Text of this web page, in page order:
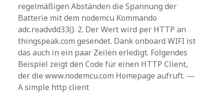
regelmäßigen Abständen die Spannung der
Batterie mit dem nodemcu Kommando
adc.readvdd33(). 2. Der Wert wird per HTTP an
thingspeak.com gesendet. Dank onboard WIFI ist
das auch in ein paar Zeilen erledigt. Folgendes
Beispiel zeigt den Code für einen HTTP Client,
der die www.nodemcu.com Homepage aufruft. —
A simple http client